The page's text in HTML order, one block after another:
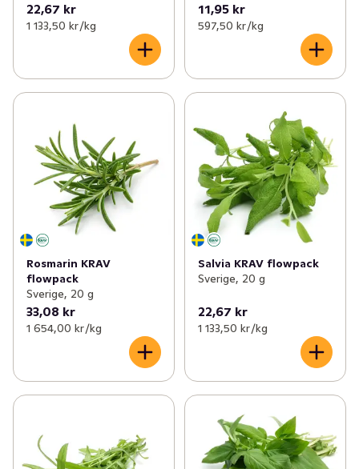
22,67 kr
1 133,50 kr /kg
11,95 kr
597,50 kr /kg
Rosmarin KRAV
flowpack
Sverige, 20 g
33,08 kr
1 654,00 kr /kg
Salvia KRAV flowpack
Sverige, 20 g
22,67 kr
1 133,50 kr /kg